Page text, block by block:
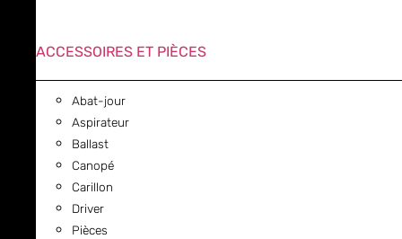
ACCESSOIRES ET PIÈCES
Abat-jour
Aspirateur
Ballast
Canopé
Carillon
Driver
Pièces